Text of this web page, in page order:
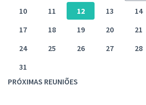
10
11 12 13 14
17
18 19 20 21
24
25 26 27 28
31
PRÓXIMAS REUNIÕES